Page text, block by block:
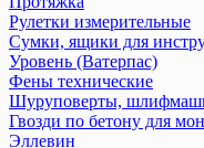
Рулетки измерительные
Сумки, ящики для
Уровень (Ватерпас)
Фены технические
Шуруповерты,
Гвозди по бетону для
Эллевин